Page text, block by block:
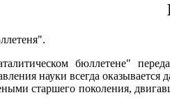
бюллетене"
науки всегда
старшего поколения,